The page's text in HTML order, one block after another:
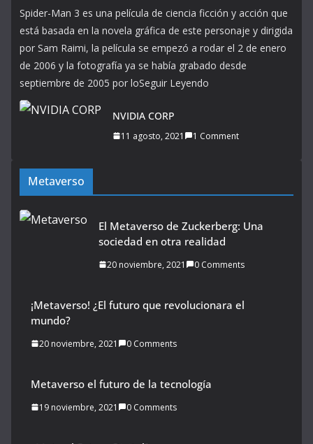
Spider-Man 3 es una película de ciencia ficción y acción que
está basada en la novela gráfica de este personaje y dirigida
por Sam Raimi, la película se empezó a rodar el 2 de enero
de 2006 y la fotografía ya se había grabado desde
septiembre de 2005 por loSeguir Leyendo
NVIDIA CORP
11 agosto, 2021 1 Comment
Metaverso
El Metaverso de Zuckerberg: Una
sociedad en otra realidad
20 noviembre, 2021 0 Comments
¡Metaverso! ¿El futuro que revolucionara el
mundo?
20 noviembre, 2021 0 Comments
Metaverso el futuro de la tecnología
19 noviembre, 2021 0 Comments